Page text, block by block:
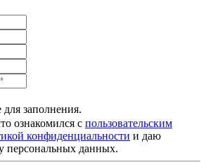
для заполнения.
ознакомился с пользовательским
конфиденциальности и даю
персональных данных.